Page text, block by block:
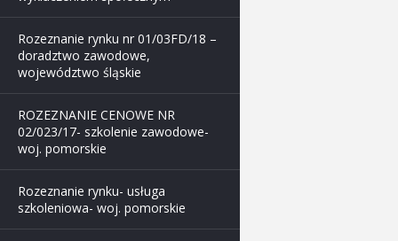
Rozeznanie rynku nr 01/03FD/18 –
doradztwo zawodowe,
województwo śląskie
ROZEZNANIE CENOWE NR
02/023/17- szkolenie zawodowe-
woj. pomorskie
Rozeznanie rynku- usługa
szkoleniowa- woj. pomorskie